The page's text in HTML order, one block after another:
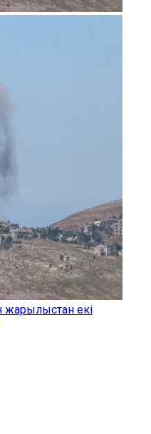
жарылыстан екі